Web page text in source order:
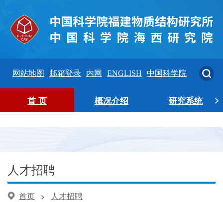
网站地图 邮箱登录 内网 ENGLISH 中国科学院
首 页 概况介绍 研究系统 >
人才招聘
首页 > 人才招聘